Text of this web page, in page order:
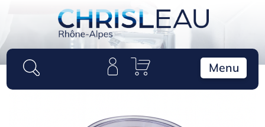
Menu